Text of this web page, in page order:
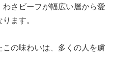
さビーフが幅広い層から愛
ます。
の味わいは、多くの人を虜